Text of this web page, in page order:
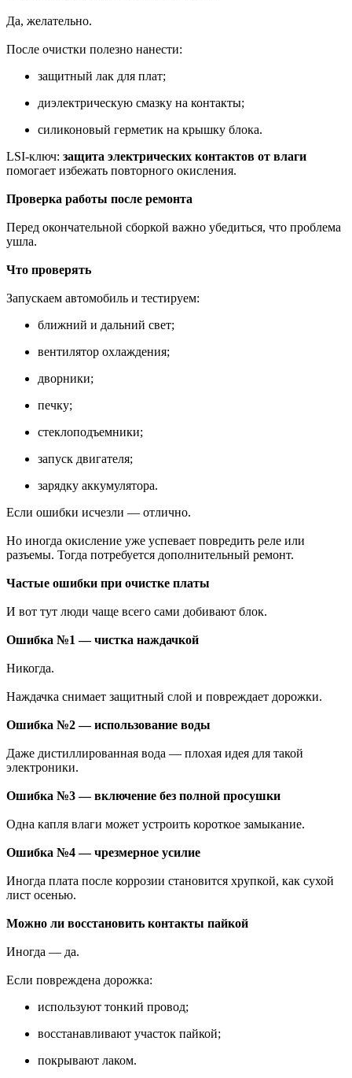
Да, желательно.
После очистки полезно нанести:
защитный лак для плат;
диэлектрическую смазку на контакты;
силиконовый герметик на крышку блока.
LSI-ключ: защита электрических контактов от влаги
помогает избежать повторного окисления.
Проверка работы после ремонта
Перед окончательной сборкой важно убедиться, что проблема
ушла.
Что проверять
Запускаем автомобиль и тестируем:
ближний и дальний свет;
вентилятор охлаждения;
дворники;
печку;
стеклоподъемники;
запуск двигателя;
зарядку аккумулятора.
Если ошибки исчезли — отлично.
Но иногда окисление уже успевает повредить реле или
разъемы. Тогда потребуется дополнительный ремонт.
Частые ошибки при очистке платы
И вот тут люди чаще всего сами добивают блок.
Ошибка №1 — чистка наждачкой
Никогда.
Наждачка снимает защитный слой и повреждает дорожки.
Ошибка №2 — использование воды
Даже дистиллированная вода — плохая идея для такой
электроники.
Ошибка №3 — включение без полной просушки
Одна капля влаги может устроить короткое замыкание.
Ошибка №4 — чрезмерное усилие
Иногда плата после коррозии становится хрупкой, как сухой
лист осенью.
Можно ли восстановить контакты пайкой
Иногда — да.
Если повреждена дорожка:
используют тонкий провод;
восстанавливают участок пайкой;
покрывают лаком.